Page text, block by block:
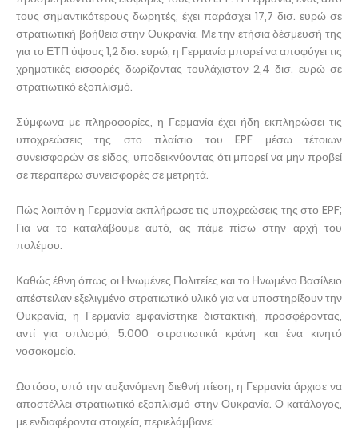
τους σημαντικότερους δωρητές, έχει παράσχει 17,7 δισ. ευρώ σε
στρατιωτική βοήθεια στην Ουκρανία. Με την ετήσια δέσμευσή της
για το ΕΤΠ ύψους 1,2 δισ. ευρώ, η Γερμανία μπορεί να αποφύγει τις
χρηματικές εισφορές δωρίζοντας τουλάχιστον 2,4 δισ. ευρώ σε
στρατιωτικό εξοπλισμό.
Σύμφωνα με πληροφορίες, η Γερμανία έχει ήδη εκπληρώσει τις
υποχρεώσεις της στο πλαίσιο του EPF μέσω τέτοιων
συνεισφορών σε είδος, υποδεικνύοντας ότι μπορεί να μην προβεί
σε περαιτέρω συνεισφορές σε μετρητά.
Πώς λοιπόν η Γερμανία εκπλήρωσε τις υποχρεώσεις της στο EPF;
Για να το καταλάβουμε αυτό, ας πάμε πίσω στην αρχή του
πολέμου.
Καθώς έθνη όπως οι Ηνωμένες Πολιτείες και το Ηνωμένο Βασίλειο
απέστειλαν εξελιγμένο στρατιωτικό υλικό για να υποστηρίξουν την
Ουκρανία, η Γερμανία εμφανίστηκε διστακτική, προσφέροντας,
αντί για οπλισμό, 5.000 στρατιωτικά κράνη και ένα κινητό
νοσοκομείο.
Ωστόσο, υπό την αυξανόμενη διεθνή πίεση, η Γερμανία άρχισε να
αποστέλλει στρατιωτικό εξοπλισμό στην Ουκρανία. Ο κατάλογος,
με ενδιαφέροντα στοιχεία, περιελάμβανε: